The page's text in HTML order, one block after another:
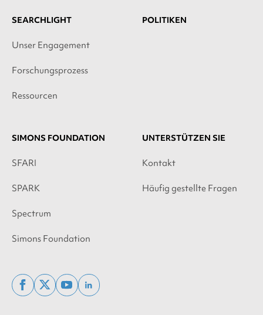
SEARCHLIGHT
Unser Engagement
Forschungsprozess
Ressourcen
POLITIKEN
SIMONS FOUNDATION
SFARI
SPARK
Spectrum
Simons Foundation
UNTERSTÜTZEN SIE
Kontakt
Häufig gestellte Fragen
facebook
x
youtubelinkedin